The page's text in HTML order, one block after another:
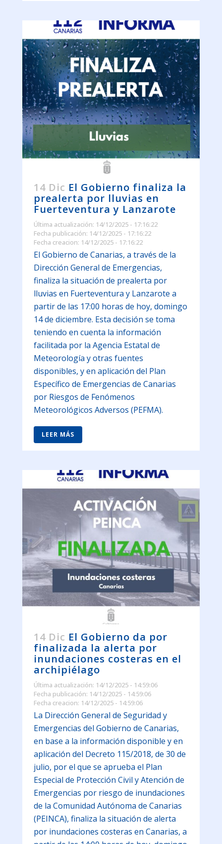
14 Dic El Gobierno finaliza la
prealerta por lluvias en
Fuerteventura y Lanzarote
Última actualización: 14/12/2025 - 17:16:22
Fecha publicación: 14/12/2025 - 17:16:22
Fecha creacion: 14/12/2025 - 17:16:22
El Gobierno de Canarias, a través de la
Dirección General de Emergencias,
finaliza la situación de prealerta por
lluvias en Fuerteventura y Lanzarote a
partir de las 17:00 horas de hoy, domingo
14 de diciembre. Esta decisión se toma
teniendo en cuenta la información
facilitada por la Agencia Estatal de
Meteorología y otras fuentes
disponibles, y en aplicación del Plan
Específico de Emergencias de Canarias
por Riesgos de Fenómenos
Meteorológicos Adversos (PEFMA).
LEER MÁS
14 Dic El Gobierno da por
finalizada la alerta por
inundaciones costeras en el
archipiélago
Última actualización: 14/12/2025 - 14:59:06
Fecha publicación: 14/12/2025 - 14:59:06
Fecha creacion: 14/12/2025 - 14:59:06
La Dirección General de Seguridad y
Emergencias del Gobierno de Canarias,
en base a la información disponible y en
aplicación del Decreto 115/2018, de 30 de
julio, por el que se aprueba el Plan
Especial de Protección Civil y Atención de
Emergencias por riesgo de inundaciones
de la Comunidad Autónoma de Canarias
(PEINCA), finaliza la situación de alerta
por inundaciones costeras en Canarias, a